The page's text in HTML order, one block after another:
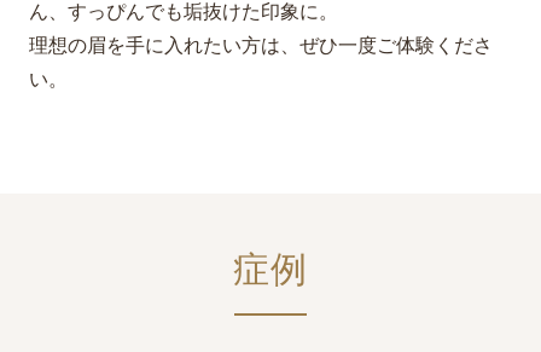
ん、すっぴんでも垢抜けた印象に。
理想の眉を手に入れたい方は、ぜひ一度ご体験くださ
い。
症例